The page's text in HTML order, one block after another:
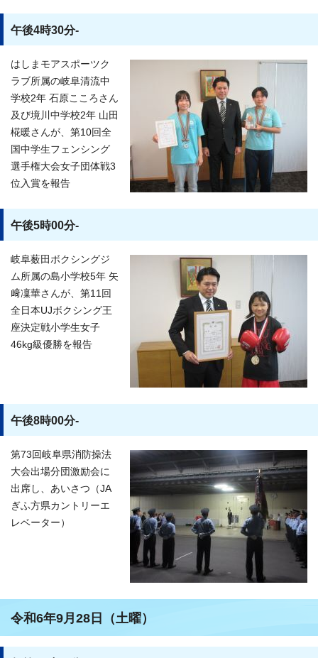
午後4時30分-
はしまモアスポーツク
ラブ所属の岐阜清流中
学校2年 石原こころさん
及び境川中学校2年 山田
椛暖さんが、第10回全
国中学生フェンシング
選手権大会女子団体戦3
位入賞を報告
午後5時00分-
岐阜薮田ボクシングジ
ム所属の島小学校5年 矢
﨑凜華さんが、第11回
全日本UJボクシング王
座決定戦小学生女子
46kg級優勝を報告
午後8時00分-
第73回岐阜県消防操法
大会出場分団激励会に
出席し、あいさつ（JA
ぎふ方県カントリーエ
レベーター）
令和6年9月28日（土曜）